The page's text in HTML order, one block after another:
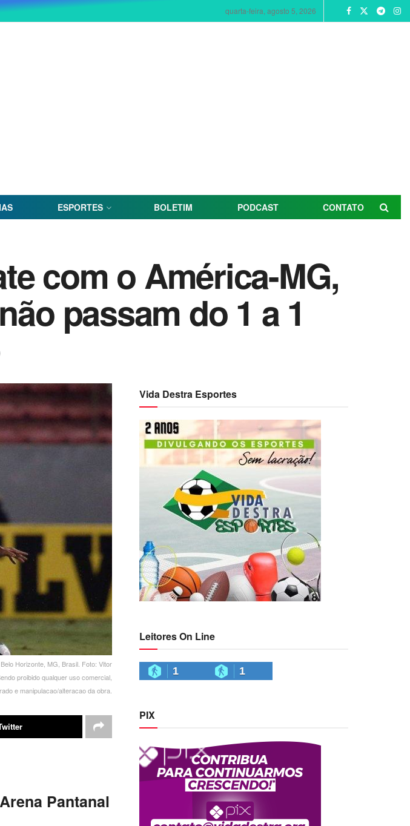
quarta-feira, agosto 5, 2026
ESPORTES BOLETIM PODCAST CONTATO
com o América-MG,
passam do 1 a 1
Horizonte, MG, Brasil. Foto: Vitor
proibido qualquer uso comercial,
e manipulacao/alteracao da obra.
Pantanal
Vida Destra Esportes
Leitores On Line
1 1
PIX